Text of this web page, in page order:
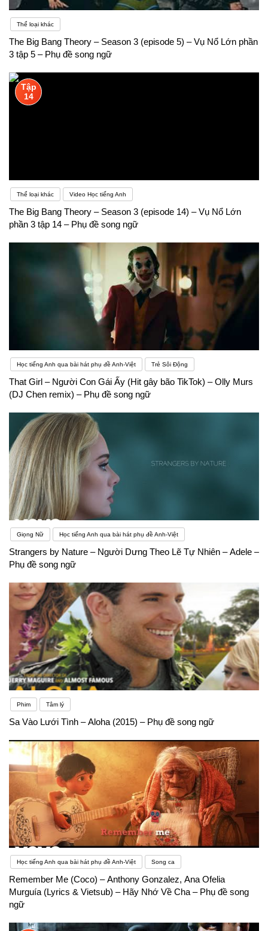
Thể loại khác
The Big Bang Theory – Season 3 (episode 5) – Vụ Nổ Lớn phần
3 tập 5 – Phụ đề song ngữ
Tập
14
Thể loại khác Video Học tiếng Anh
The Big Bang Theory – Season 3 (episode 14) – Vụ Nổ Lớn
phần 3 tập 14 – Phụ đề song ngữ
Học tiếng Anh qua bài hát phụ đề Anh-Việt Trẻ Sôi Động
That Girl – Người Con Gái Ấy (Hit gây bão TikTok) – Olly Murs
(DJ Chen remix) – Phụ đề song ngữ
Giọng Nữ Học tiếng Anh qua bài hát phụ đề Anh-Việt
Strangers by Nature – Người Dưng Theo Lẽ Tự Nhiên – Adele –
Phụ đề song ngữ
Phim Tâm lý
Sa Vào Lưới Tình – Aloha (2015) – Phụ đề song ngữ
Học tiếng Anh qua bài hát phụ đề Anh-Việt Song ca
Remember Me (Coco) – Anthony Gonzalez, Ana Ofelia
Murguía (Lyrics & Vietsub) – Hãy Nhớ Về Cha – Phụ đề song
ngữ